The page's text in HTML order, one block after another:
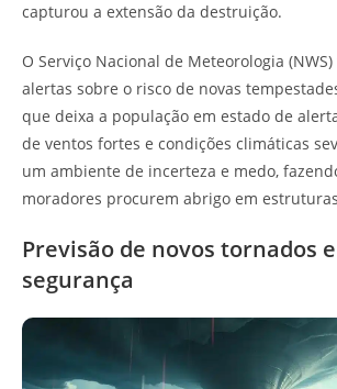
capturou a extensão da destruição.
O Serviço Nacional de Meteorologia
alertas sobre o risco de novas
que deixa a população em estado de
de ventos fortes e condições climáticas
um ambiente de incerteza e medo,
moradores procurem abrigo em
Previsão de novos tornados
segurança